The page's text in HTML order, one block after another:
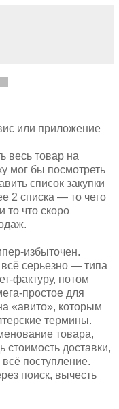
или приложение
весь товар на
мог бы посмотреть
список закупки
2 списка — то чего
то что скоро
избыточен.
серьезно — типа
фактуру, потом
простое для
«авито», которым
термины.
товара,
стоимость доставки,
поступление.
поиск, вычесть